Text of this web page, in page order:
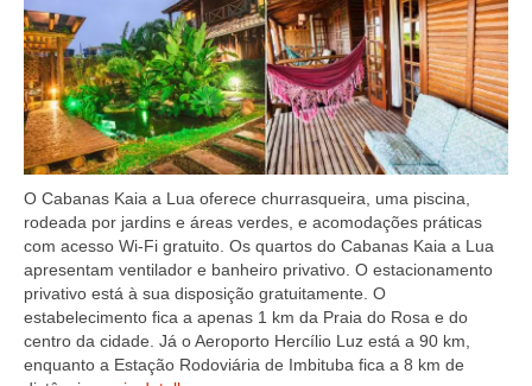
O Cabanas Kaia a Lua oferece churrasqueira, uma piscina,
rodeada por jardins e áreas verdes, e acomodações práticas
com acesso Wi-Fi gratuito. Os quartos do Cabanas Kaia a Lua
apresentam ventilador e banheiro privativo. O estacionamento
privativo está à sua disposição gratuitamente. O
estabelecimento fica a apenas 1 km da Praia do Rosa e do
centro da cidade. Já o Aeroporto Hercílio Luz está a 90 km,
enquanto a Estação Rodoviária de Imbituba fica a 8 km de